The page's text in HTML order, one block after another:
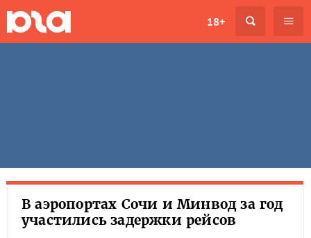
18+
В аэропортах Сочи и Минвод за год
участились задержки рейсов